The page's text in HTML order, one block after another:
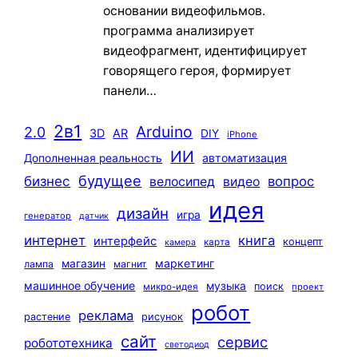
основании видеофильмов.
программа анализирует
видеофрагмент, идентифицирует
говорящего героя, формирует
панели…
2.0 2в1 3D AR Arduino DIY iPhone
Дополненная реальность ИИ автоматизация
бизнес будущее велосипед видео вопрос
генератор датчик дизайн игра идея
интернет интерфейс камера карта книга
концепт
лампа
магазин магнит
маркетинг
машинное обучение
микро-идея музыка поиск проект
растение реклама рисунок робот
робототехника сайт светодиод сервис